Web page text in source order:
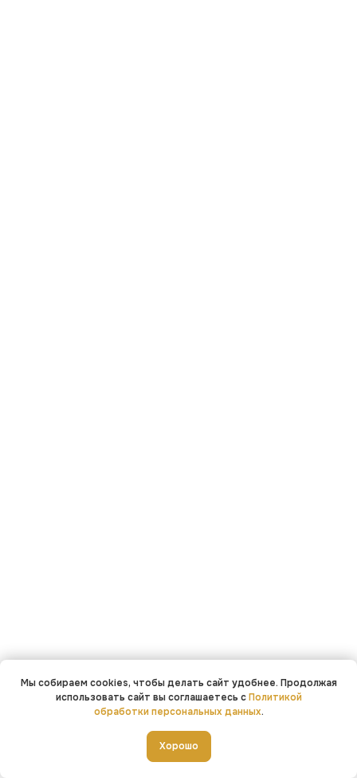
Мы собираем cookies, чтобы делать сайт удобнее. Продолжая
использовать сайт вы соглашаетесь сПолитикой
обработки персональных данных.
Хорошо
Добавить в корзину